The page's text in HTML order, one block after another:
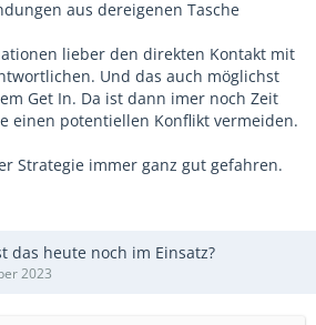
aus dereigenen Tasche
lieber den direkten Kontakt mit
Und das auch möglichst
Get In. Da ist dann imer noch Zeit
einen potentiellen Konflikt vermeiden.
Strategie immer ganz gut gefahren.
das heute noch im Einsatz?
2023